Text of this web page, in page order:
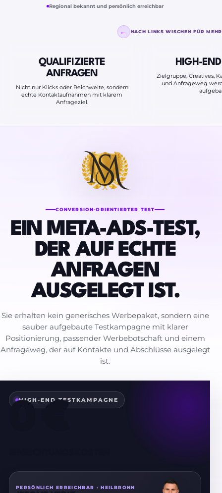
Regional bekannt und persönlich erreichbar
← NACH LINKS WISCHEN FÜR MEHR
QUALIFIZIERTE
ANFRAGEN
Nicht nur Klicks oder Reichweite, sondern
echte Kontaktaufnahmen mit klarem
Anfrageziel.
HIGH-END
Zielgruppe, Creatives,
und Anfrageweg
CONVERSION-ORIENTIERTER TEST
EIN META-ADS-TEST,
DER AUF ECHTE
ANFRAGEN
AUSGELEGT IST.
Sie erhalten kein generisches Werbepaket, sondern eine
sauber aufgebaute Testkampagne mit klarer
Positionierung, passender Werbebotschaft und einem
Anfrageweg, der auf Kontakte und Abschlüsse ausgelegt
ist.
HIGH-END TESTKAMPAGNE
0 €
PERSÖNLICH ERREICHBAR · HEILBRONN